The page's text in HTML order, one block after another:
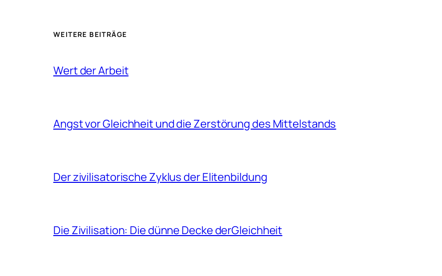
WEITERE BEITRÄGE
Wert der Arbeit
Angst vor Gleichheit und die Zerstörung des Mittelstands
Der zivilisatorische Zyklus der Elitenbildung
Die Zivilisation: Die dünne Decke derGleichheit